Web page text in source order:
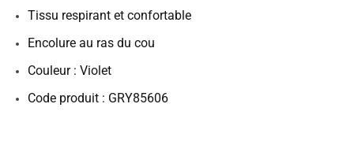
Tissu respirant et confortable
Encolure au ras du cou
Couleur : Violet
Code produit : GRY85606